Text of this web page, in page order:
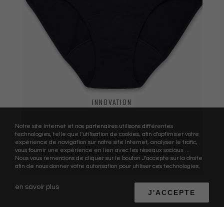
INNOVATION
Comment le marché des culottes
menstruelles va être disrupté ?
Notre site Internet et nos partenaires utilisons différentes
technologies, telle que l'utilisation de cookies, afin d'optimiser votre
expérience de navigation sur notre site Internet, analyser le trafic,
vous fournir une expérience en lien avec les réseaux sociaux ...
Nous vous remercions de cliquer sur le bouton J'accepte sur la droite
afin de nous donner votre autorisation pour utiliser ces technologies.
en savoir plus
J'ACCEPTE